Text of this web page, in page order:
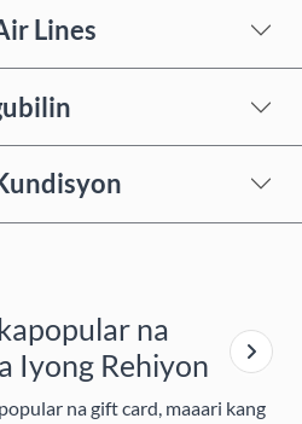
Lines
na
Iyong Rehiyon
na gift card, maaari kang